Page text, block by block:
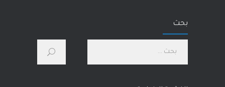
1 مارس، 2023
كيف أحسّن صحتي الجسدية والنفسية؟
بحث